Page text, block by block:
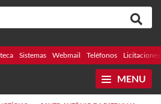
Sistemas Webmail Teléfonos Licitaciones
MENU